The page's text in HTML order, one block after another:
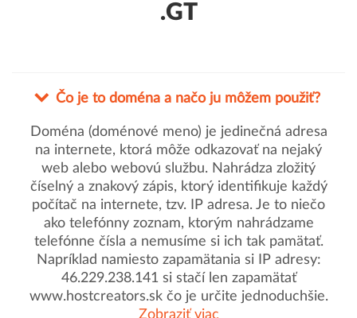
.GT
Čo je to doména a načo ju môžem použiť?
Doména (doménové meno) je jedinečná adresa
na internete, ktorá môže odkazovať na nejaký
web alebo webovú službu. Nahrádza zložitý
číselný a znakový zápis, ktorý identifikuje každý
počítač na internete, tzv. IP adresa. Je to niečo
ako telefónny zoznam, ktorým nahrádzame
telefónne čísla a nemusíme si ich tak pamätať.
Napríklad namiesto zapamätania si IP adresy:
46.229.238.141 si stačí len zapamätať
www.hostcreators.sk čo je určite jednoduchšie.
Zobraziť viac